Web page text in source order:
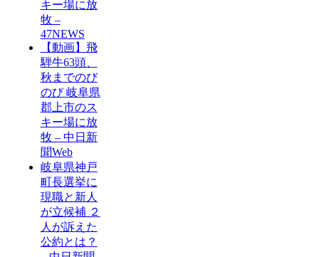
キー場に放
牧 –
47NEWS
【動画】飛
騨牛63頭、
秋までのび
のび 岐阜県
郡上市のス
キー場に放
牧 – 中日新
聞Web
岐阜県神戸
町長選挙に
現職と新人
が立候補 ２
人が訴えた
公約とは？